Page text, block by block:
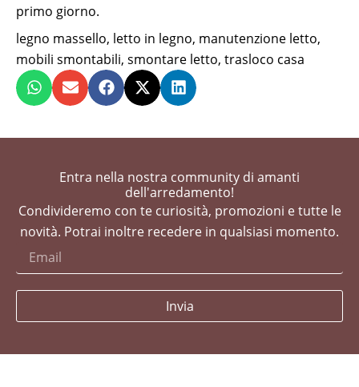
primo giorno.
legno massello, letto in legno, manutenzione letto,
mobili smontabili, smontare letto, trasloco casa
Entra nella nostra community di amanti
dell'arredamento!
Condivideremo con te curiosità, promozioni e tutte le
novità. Potrai inoltre recedere in qualsiasi momento.
Invia